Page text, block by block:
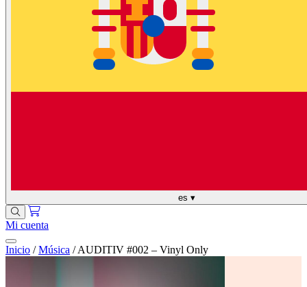
es ▾
Mi cuenta
Inicio / Música / AUDITIV #002 – Vinyl Only